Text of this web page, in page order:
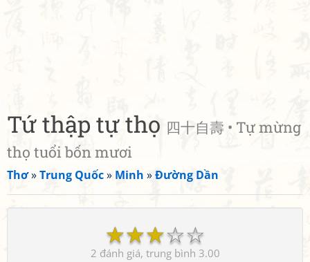
Tứ thập tự thọ 四十自壽 • Tự mừng
thọ tuổi bốn mươi
Thơ»Trung Quốc» Minh »Đường Dần
☆
☆
☆
☆
☆
2 3.00